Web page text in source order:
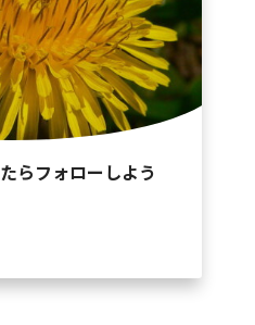
らフォローしよう